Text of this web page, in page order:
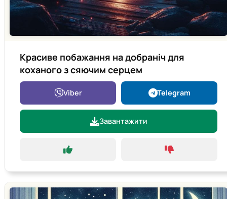
Красиве побажання на добраніч для
коханого з сяючим серцем
Viber Telegram
Завантажити